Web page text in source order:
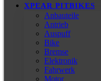
XPEAR PITBIKES
Anbauteile
Antrieb
Auspuff
Bike
Bremse
Elektronik
Fahrwerk
Motor